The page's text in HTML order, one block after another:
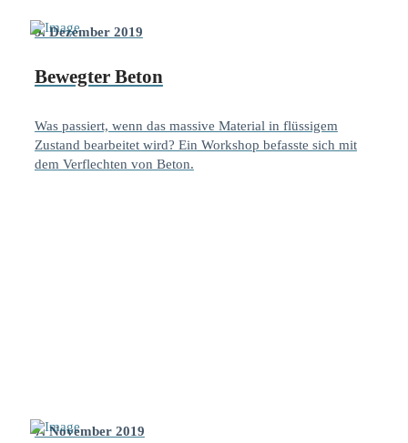
9. Dezember 2019
Bewegter Beton
Was passiert, wenn das massive Material in flüssigem
Zustand bearbeitet wird? Ein Workshop befasste sich mit
dem Verflechten von Beton.
7. November 2019